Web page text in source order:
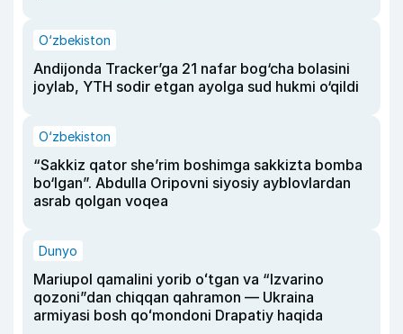
O‘zbekiston
Andijonda Tracker’ga 21 nafar bog‘cha bolasini
joylab, YTH sodir etgan ayolga sud hukmi o‘qildi
O‘zbekiston
“Sakkiz qator she’rim boshimga sakkizta bomba
bo‘lgan”. Abdulla Oripovni siyosiy ayblovlardan
asrab qolgan voqea
Dunyo
Mariupol qamalini yorib oʻtgan va “Izvarino
qozoni”dan chiqqan qahramon — Ukraina
armiyasi bosh qoʻmondoni Drapatiy haqida